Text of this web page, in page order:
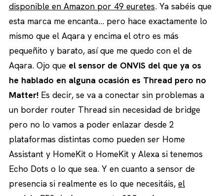
disponible en Amazon por 49 euretes. Ya sabéis que
esta marca me encanta… pero hace exactamente lo
mismo que el Aqara y encima el otro es más
pequeñito y barato, así que me quedo con el de
Aqara. Ojo que el sensor de ONVIS del que ya os
he hablado en alguna ocasión es Thread pero no
Matter! Es decir, se va a conectar sin problemas a
un border router Thread sin necesidad de bridge
pero no lo vamos a poder enlazar desde 2
plataformas distintas como pueden ser Home
Assistant y HomeKit o HomeKit y Alexa si tenemos
Echo Dots o lo que sea. Y en cuanto a sensor de
presencia si realmente es lo que necesitáis, el